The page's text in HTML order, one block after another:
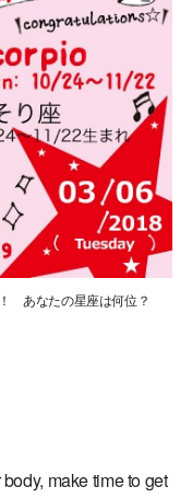
あなたの星座は何位？
make time to get